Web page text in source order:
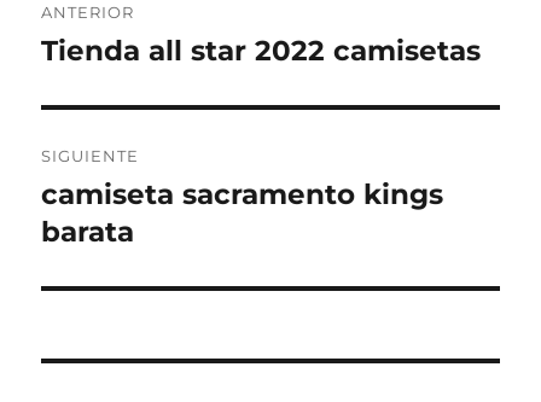
de
ANTERIOR
Entrada
Tienda all star 2022 camisetas
SIGUIENTE
Entrada
siguiente:
camiseta sacramento kings
barata